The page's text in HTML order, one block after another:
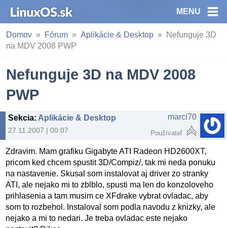
MENU
Domov Fórum Aplikácie & Desktop
Nefunguje 3D
na MDV 2008 PWP
Nefunguje 3D na MDV 2008
PWP
Sekcia: Aplikácie & Desktop
27.11.2007 | 00:07
marci70
Používateľ
Zdravim. Mam grafiku Gigabyte ATI Radeon HD2600XT,
pricom ked chcem spustit 3D/Compiz/, tak mi neda ponuku
na nastavenie. Skusal som instalovat aj driver zo stranky
ATI, ale nejako mi to zblblo, spusti ma len do konzoloveho
prihlasenia a tam musim ce XFdrake vybrat ovladac, aby
som to rozbehol. Instaloval som podla navodu z knizky, ale
nejako a mi to nedari. Je treba ovladac este nejako